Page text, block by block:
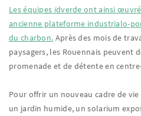
Les équipes idverde ont ainsi
ancienne plateforme industrialo-
du charbon. Après des mois de
paysagers, les Rouennais peuvent
promenade et de détente en
Pour offrir un nouveau cadre de
un jardin humide, un solarium